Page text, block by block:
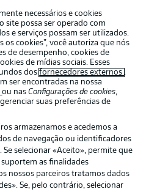
necessários e cookies
site possa ser operado com
e serviços possam ser utilizados.
os cookies”, você autoriza que nós
de desempenho, cookies de
de mídias sociais. Esses
dosfornecedores externos .
ser encontradas na nossa
ou nasConfigurações de cookies,
suas preferências de
armazenamos e acedemos a
de navegação ou identificadores
selecionar «Aceito», permite que
as finalidades
nossos parceiros tratamos dados
Se, pelo contrário, selecionar